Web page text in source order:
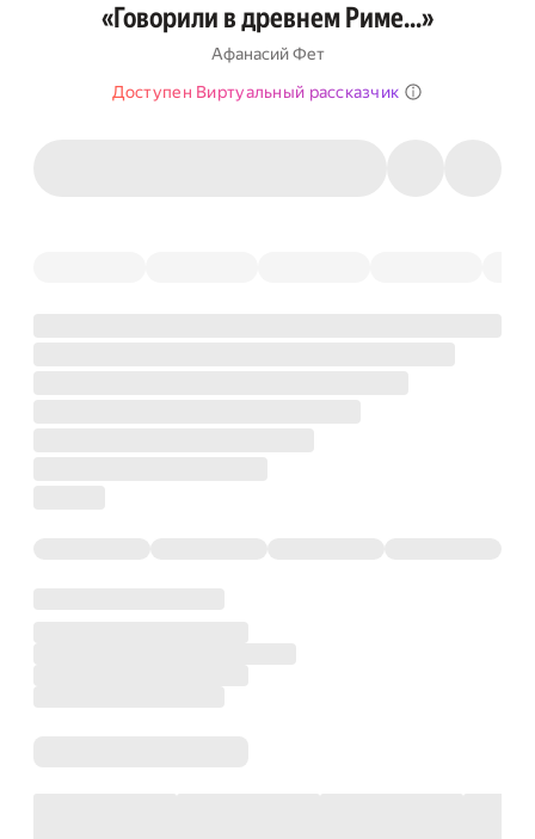
«Говорили в древнем Риме…»
Афанасий Фет
Доступен Виртуальный рассказчик